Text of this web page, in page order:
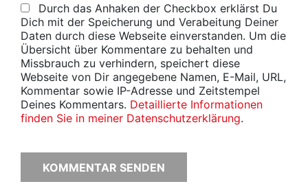
Durch das Anhaken der Checkbox erklärst Du
Dich mit der Speicherung und Verabeitung Deiner
Daten durch diese Webseite einverstanden. Um die
Übersicht über Kommentare zu behalten und
Missbrauch zu verhindern, speichert diese
Webseite von Dir angegebene Namen, E-Mail, URL,
Kommentar sowie IP-Adresse und Zeitstempel
Deines Kommentars. Detaillierte Informationen
finden Sie in meiner Datenschutzerklärung.